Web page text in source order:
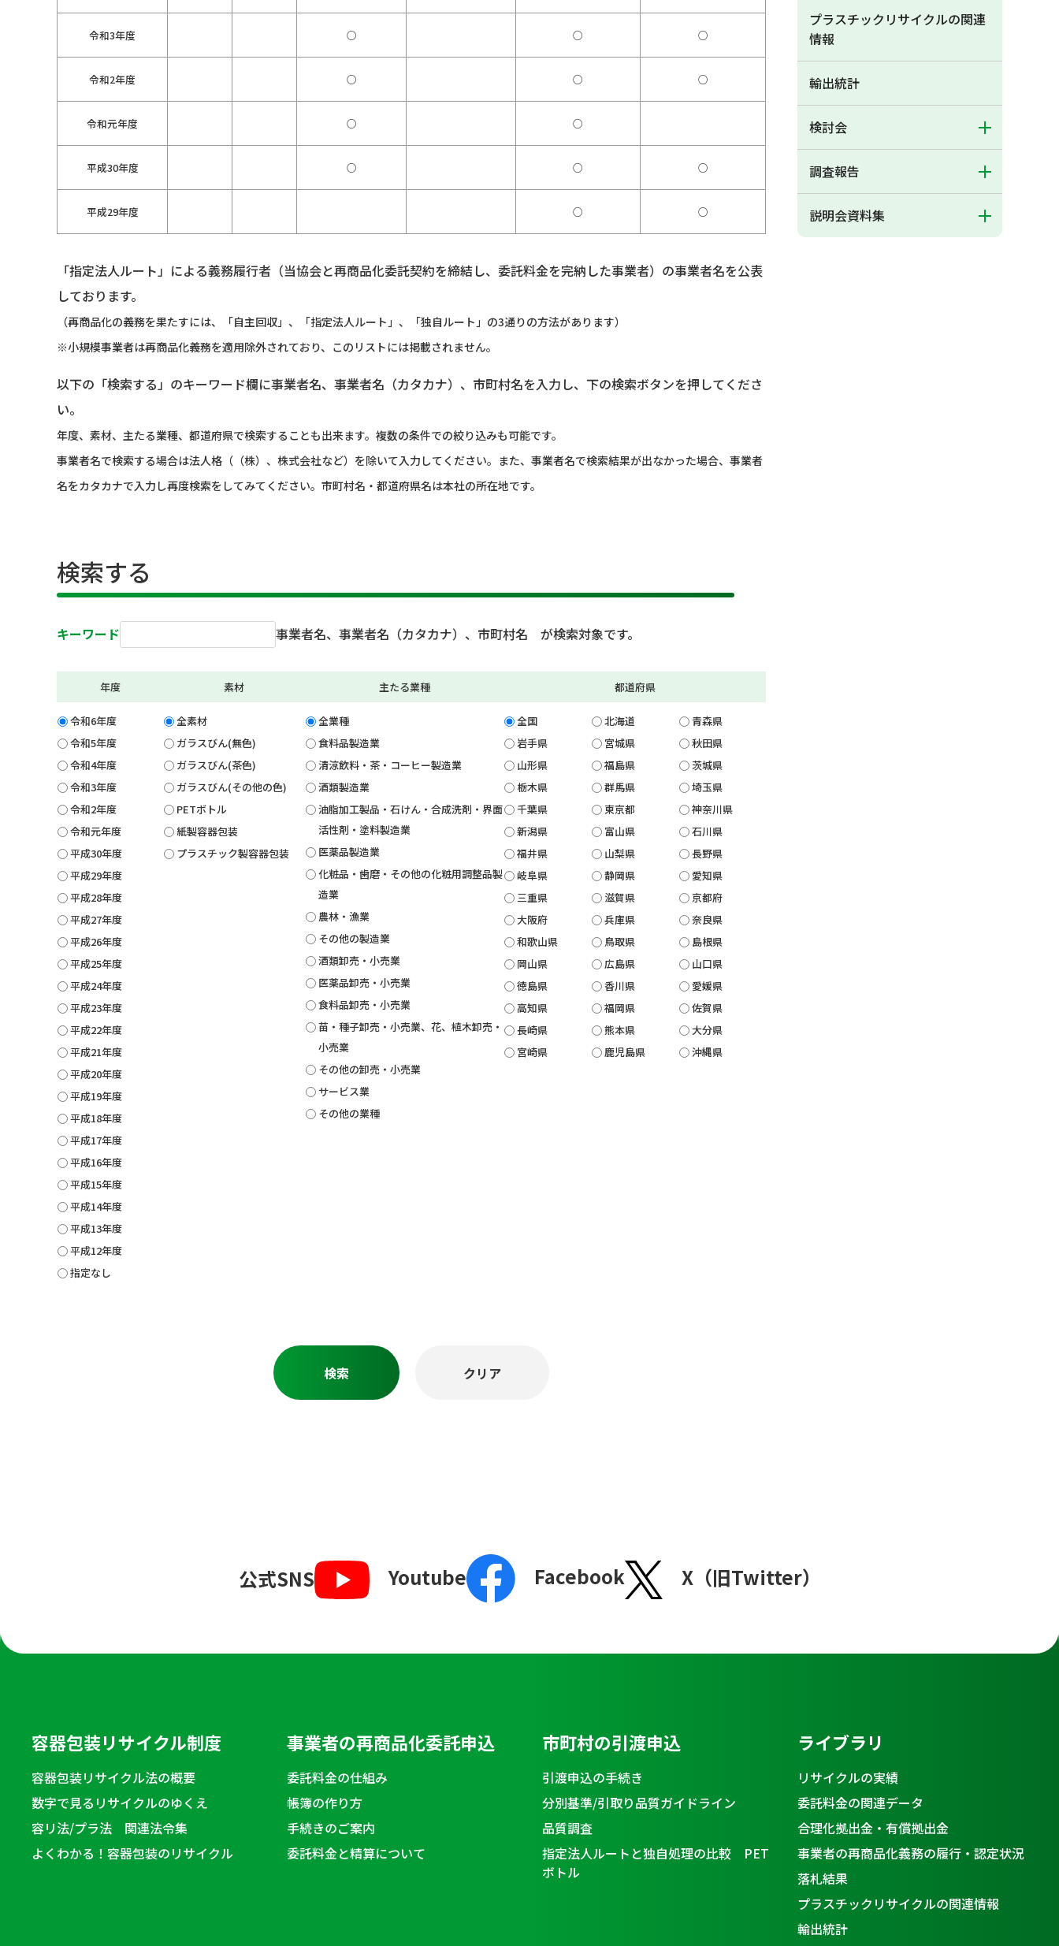
令和3年度 ○ ○ ○
令和2年度 ○ ○ ○
令和元年度 ○ ○
平成30年度 ○ ○ ○
平成29年度 ○ ○
「指定法人ルート」による義務履行者（当協会と再商品化委託契約を締結し、委託料金を完納した事業者）の事業者名を公表
しております。
（再商品化の義務を果たすには、「自主回収」、「指定法人ルート」、「独自ルート」の3通りの方法があります）
※小規模事業者は再商品化義務を適用除外されており、このリストには掲載されません。
以下の「検索する」のキーワード欄に事業者名、事業者名（カタカナ）、市町村名を入力し、下の検索ボタンを押してくださ
い。
年度、素材、主たる業種、都道府県で検索することも出来ます。複数の条件での絞り込みも可能です。
事業者名で検索する場合は法人格（（株）、株式会社など）を除いて入力してください。また、事業者名で検索結果が出なかった場合、事業者
名をカタカナで入力し再度検索をしてみてください。市町村名・都道府県名は本社の所在地です。
検索する
キーワード 事業者名、事業者名（カタカナ）、市町村名 が検索対象です。
年度
令和6年度
令和5年度
令和4年度
令和3年度
令和2年度
令和元年度
平成30年度
平成29年度
平成28年度
平成27年度
平成26年度
平成25年度
平成24年度
平成23年度
平成22年度
平成21年度
平成20年度
平成19年度
平成18年度
平成17年度
平成16年度
平成15年度
平成14年度
平成13年度
平成12年度
指定なし
素材
全素材
ガラスびん(無色)
ガラスびん(茶色)
ガラスびん(その他の色)
PETボトル
紙製容器包装
プラスチック製容器包装
主たる業種
全業種
食料品製造業
清涼飲料・茶・コーヒー製造業
酒類製造業
油脂加工製品・石けん・合成洗剤・界面
活性剤・塗料製造業
医薬品製造業
化粧品・歯磨・その他の化粧用調整品製
造業
農林・漁業
その他の製造業
酒類卸売・小売業
医薬品卸売・小売業
食料品卸売・小売業
苗・種子卸売・小売業、花、植木卸売・
小売業
その他の卸売・小売業
サービス業
その他の業種
都道府県
全国 北海道
青森県
岩手県
宮城県
秋田県
山形県
福島県
茨城県
栃木県
群馬県
埼玉県
千葉県
東京都
神奈川県
新潟県
富山県
石川県
福井県
山梨県
長野県
岐阜県
静岡県
愛知県
三重県
滋賀県
京都府
大阪府
兵庫県
奈良県
和歌山県
鳥取県
島根県
岡山県
広島県
山口県
徳島県
香川県
愛媛県
高知県
福岡県
佐賀県
長崎県
熊本県
大分県
宮崎県
鹿児島県 沖縄県
プラスチックリサイクルの関連
情報
輸出統計
検討会
調査報告
説明会資料集
公式SNS Youtube Facebook X（旧Twitter）
容器包装リサイクル制度
容器包装リサイクル法の概要
数字で見るリサイクルのゆくえ
容リ法/プラ法 関連法令集
よくわかる！容器包装のリサイクル
事業者の再商品化委託申込
委託料金の仕組み
帳簿の作り方
手続きのご案内
委託料金と精算について
市町村の引渡申込
引渡申込の手続き
分別基準/引取り品質ガイドライン
品質調査
指定法人ルートと独自処理の比較 PET
ボトル
ライブラリ
リサイクルの実績
委託料金の関連データ
合理化拠出金・有償拠出金
事業者の再商品化義務の履行・認定状況
落札結果
プラスチックリサイクルの関連情報
輸出統計